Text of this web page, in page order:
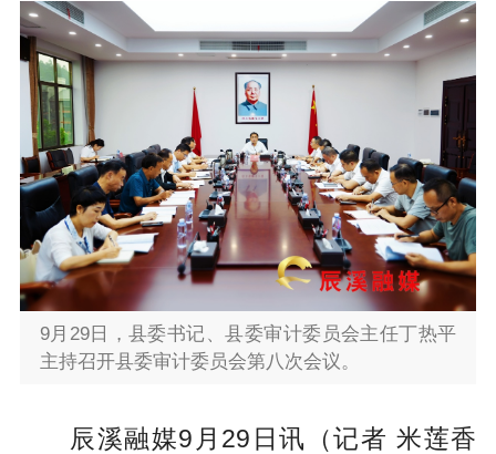
9月29日，县委书记、县委审计委员会主任丁热平
主持召开县委审计委员会第八次会议。
辰溪融媒9月29日讯（记者 米莲香